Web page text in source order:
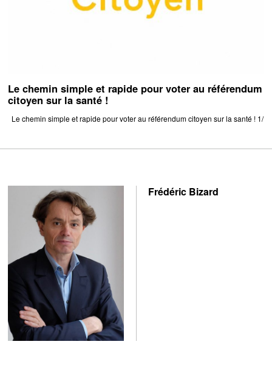
Le chemin simple et rapide pour voter au référendum
citoyen sur la santé !
Le chemin simple et rapide pour voter au référendum citoyen sur la santé ! 1/
Frédéric Bizard